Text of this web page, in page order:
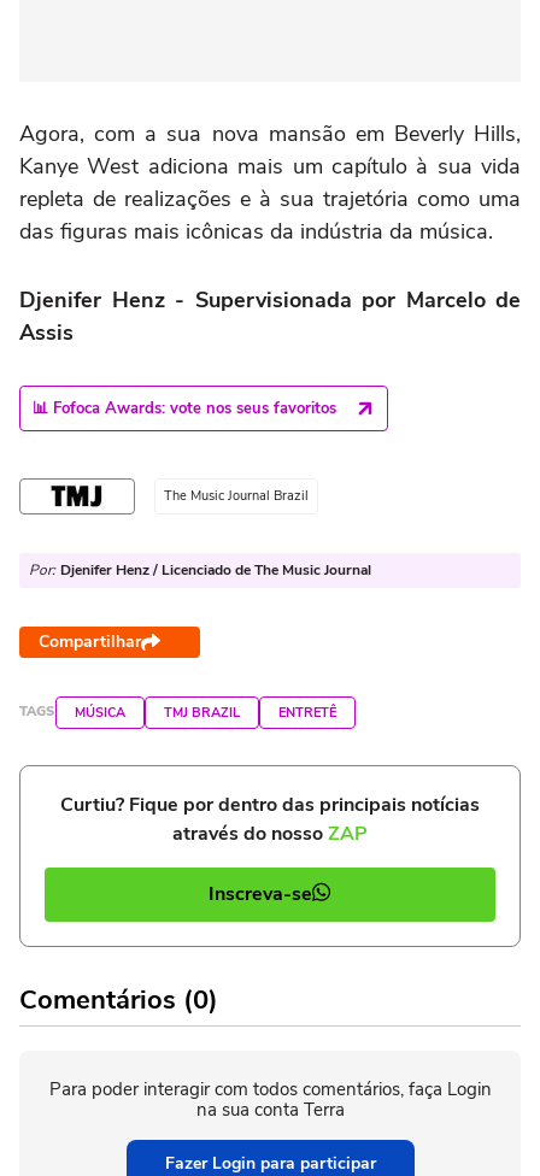
Agora, com a sua nova mansão em Beverly Hills,
Kanye West adiciona mais um capítulo à sua vida
repleta de realizações e à sua trajetória como uma
das figuras mais icônicas da indústria da música.
Djenifer Henz - Supervisionada por Marcelo de
Assis
📊 Fofoca Awards: vote nos seus favoritos
The Music Journal Brazil
Por: Djenifer Henz / Licenciado de The Music Journal
Compartilhar
TAGS MÚSICA TMJ BRAZIL ENTRETÊ
Curtiu? Fique por dentro das principais notícias
através do nossoZAP
Inscreva-se
Comentários (0)
Para poder interagir com todos comentários, faça Login
na sua conta Terra
Fazer Login para participar